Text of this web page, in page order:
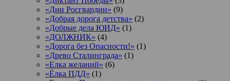
«Дни Росгвардии» (9)
«Добрая дорога детства» (2)
«Добрые дела ЮИД» (1)
«ДОЛЖНИК» (4)
«Дорога без Опасности!» (1)
«Древо Сталинграда» (1)
«Елка желаний» (6)
«Ёлка ПДД» (1)